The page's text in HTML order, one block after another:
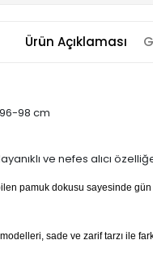
Ürün Açıklaması
98 cm
ve nefes alıcı
pamuk dokusu sayesinde
sade ve zarif tarzı ile